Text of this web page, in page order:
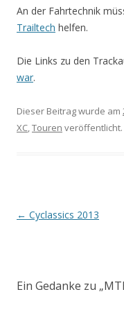
An der Fahrtechnik
Trailtech helfen.
Die Links zu den
war.
Dieser Beitrag wurde am
XC,Touren veröffentlicht.
Beitrags-
← Cyclassics 2013
Ein Gedanke zu „